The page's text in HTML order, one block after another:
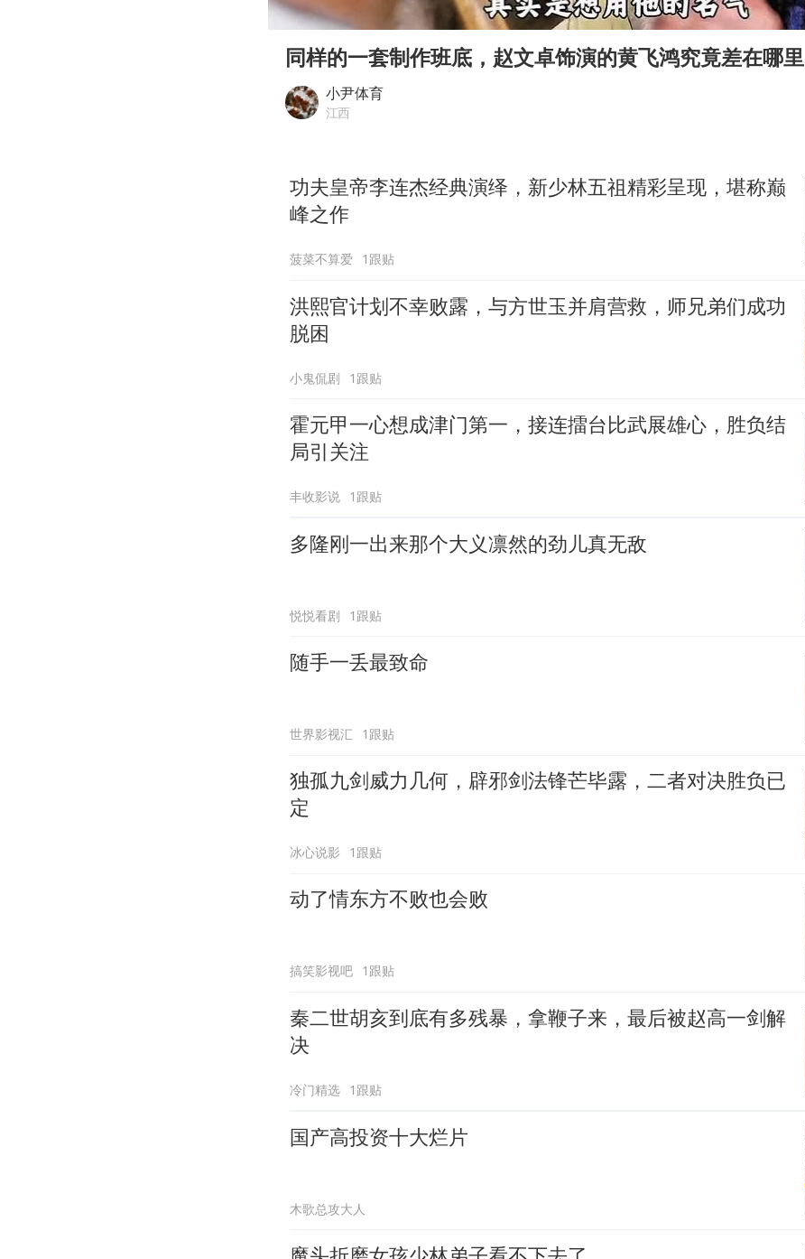
刘浩存百花奖开幕式红裙起舞
“南湖号”盾构机下线
泰国初中生饮弹自尽前开了26枪
Play
00:00
同样的一套制作班底，赵文卓饰演的黄飞鸿究竟差在哪里
小尹体育
江西
功夫皇帝李连杰经典演绎，新少林五祖精彩呈现，堪称巅
峰之作
菠菜不算爱 1跟贴
洪熙官计划不幸败露，与方世玉并肩营救，师兄弟们成功
脱困
小鬼侃剧 1跟贴
霍元甲一心想成津门第一，接连擂台比武展雄心，胜负结
局引关注
丰收影说 1跟贴
多隆刚一出来那个大义凛然的劲儿真无敌
悦悦看剧 1跟贴
随手一丢最致命
世界影视汇 1跟贴
独孤九剑威力几何，辟邪剑法锋芒毕露，二者对决胜负已
定
冰心说影 1跟贴
动了情东方不败也会败
搞笑影视吧 1跟贴
秦二世胡亥到底有多残暴，拿鞭子来，最后被赵高一剑解
决
冷门精选 1跟贴
国产高投资十大烂片
木歌总攻大人